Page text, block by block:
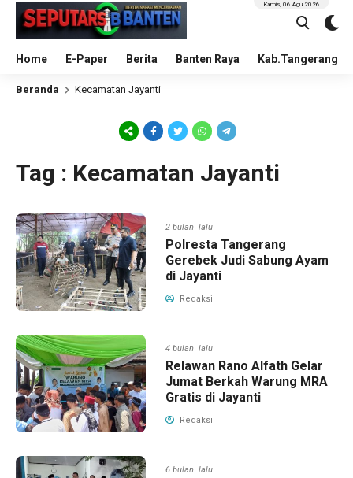
Home E-Paper Berita Banten Raya Kab.Tangerang
Kamis, 06 Agu 2026
Beranda Kecamatan Jayanti
Tag : Kecamatan Jayanti
2 bulan lalu
Polresta Tangerang
Gerebek Judi Sabung Ayam
di Jayanti
Redaksi
4 bulan lalu
Relawan Rano Alfath Gelar
Jumat Berkah Warung MRA
Gratis di Jayanti
Redaksi
6 bulan lalu